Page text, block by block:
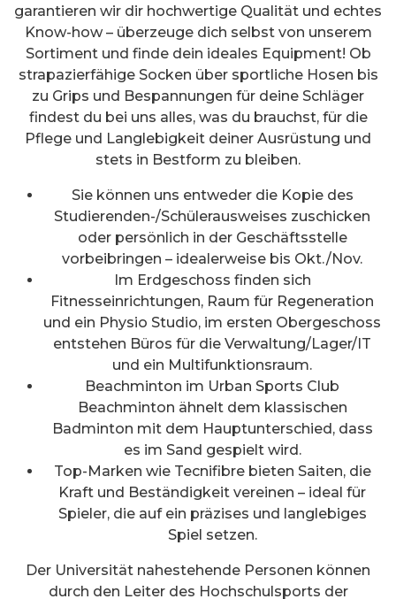
garantieren wir dir hochwertige Qualität und echtes
Know-how – überzeuge dich selbst von unserem
Sortiment und finde dein ideales Equipment! Ob
strapazierfähige Socken über sportliche Hosen bis
zu Grips und Bespannungen für deine Schläger
findest du bei uns alles, was du brauchst, für die
Pflege und Langlebigkeit deiner Ausrüstung und
stets in Bestform zu bleiben.
Sie können uns entweder die Kopie des
Studierenden-/Schülerausweises zuschicken
oder persönlich in der Geschäftsstelle
vorbeibringen – idealerweise bis Okt./Nov.
Im Erdgeschoss finden sich
Fitnesseinrichtungen, Raum für Regeneration
und ein Physio Studio, im ersten Obergeschoss
entstehen Büros für die Verwaltung/Lager/IT
und ein Multifunktionsraum.
Beachminton im Urban Sports Club
Beachminton ähnelt dem klassischen
Badminton mit dem Hauptunterschied, dass
es im Sand gespielt wird.
Top-Marken wie Tecnifibre bieten Saiten, die
Kraft und Beständigkeit vereinen – ideal für
Spieler, die auf ein präzises und langlebiges
Spiel setzen.
Der Universität nahestehende Personen können
durch den Leiter des Hochschulsports der